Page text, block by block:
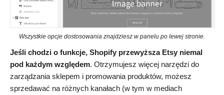
Wszystkie opcje dostosowania znajdziesz w panelu po lewej stronie.
Jeśli chodzi o funkcje, Shopify przewyższa Etsy niemal
pod każdym względem. Otrzymujesz więcej narzędzi do
zarządzania sklepem i promowania produktów, możesz
sprzedawać na różnych kanałach (w tym w mediach